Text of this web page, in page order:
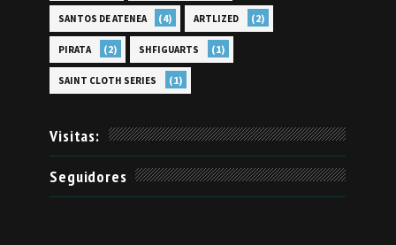
SANTOS DE ATENEA (4) ARTLIZED (2)
PIRATA (2) SHFIGUARTS (1)
SAINT CLOTH SERIES (1)
Visitas:
Seguidores